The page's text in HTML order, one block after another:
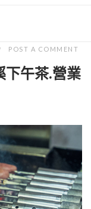
POST A COMMENT
下午茶.營業